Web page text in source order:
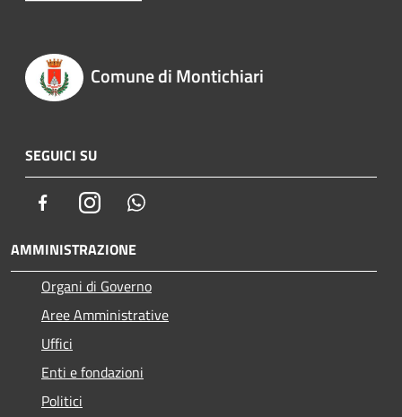
Comune di Montichiari
SEGUICI SU
FacebookInstagram
AMMINISTRAZIONE
Organi di Governo
Aree Amministrative
Uffici
Enti e fondazioni
Politici